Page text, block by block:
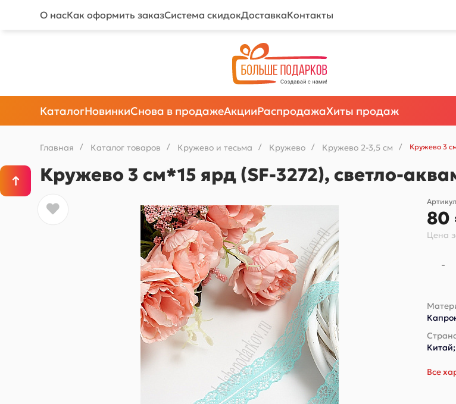
О насКак оформить заказСистема скидокДоставкаКонтакты
КаталогНовинкиСнова в продажеАкцииРаспродажаХиты продаж
Главная / Каталог товаров / Кружево и тесьма / Кружево / Кружево 2-3,5 см / Кружево 3
Кружево 3 см*15 ярд (SF-3272), светло-
80
Цена
-
Китай;
Все